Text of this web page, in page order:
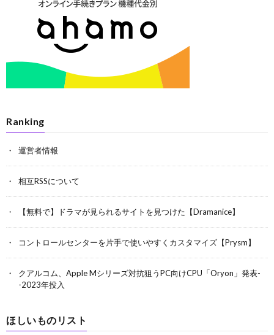
Ranking
運営者情報
相互RSSについて
【無料で】ドラマが見られるサイトを見つけた【Dramanice】
コントロールセンターを片手で使いやすくカスタマイズ【Prysm】
クアルコム、Apple Mシリーズ対抗狙うPC向けCPU「Oryon」発表-
-2023年投入
ほしいものリスト